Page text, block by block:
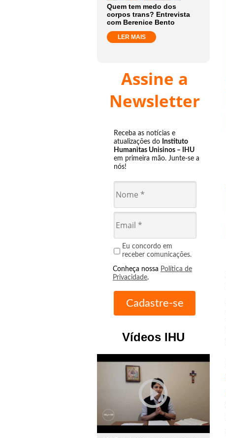
Quem tem medo dos
corpos trans? Entrevista
com Berenice Bento
LER MAIS
Assine a
Newsletter
Receba as notícias e
atualizações do Instituto
Humanitas Unisinos – IHU
em primeira mão. Junte-se a
nós!
Eu concordo em
receber comunicações.
Conheça nossa Política de
Privacidade.
Vídeos IHU
play_circle_outline